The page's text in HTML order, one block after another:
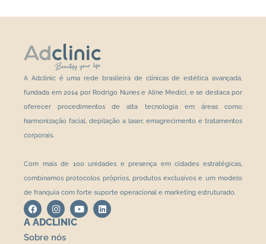
A Adclinic é uma rede brasileira de clínicas de estética avançada,
fundada em 2014 por Rodrigo Nunes e Aline Medici, e se destaca por
oferecer procedimentos de alta tecnologia em áreas como
harmonização facial, depilação a laser, emagrecimento e tratamentos
corporais.
Com mais de 100 unidades e presença em cidades estratégicas,
combinamos protocolos próprios, produtos exclusivos e um modelo
de franquia com forte suporte operacional e marketing estruturado.
A ADCLINIC
Sobre nós